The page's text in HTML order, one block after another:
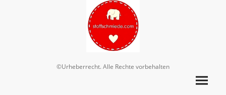
©Urheberrecht. Alle Rechte vorbehalten